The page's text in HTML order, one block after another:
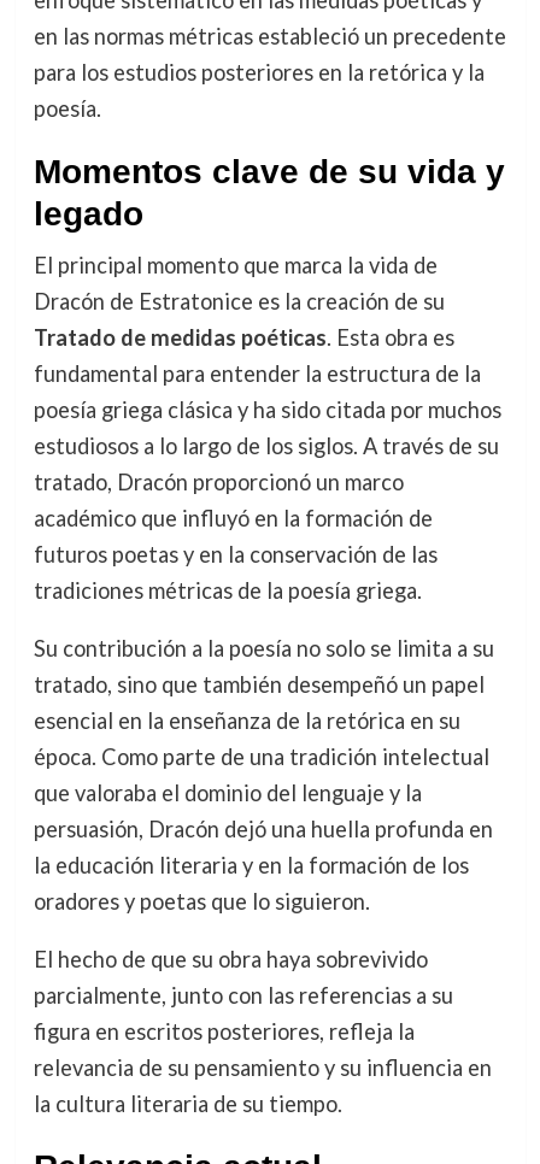
en las normas métricas estableció un precedente
para los estudios posteriores en la retórica y la
poesía.
Momentos clave de su vida y
legado
El principal momento que marca la vida de
Dracón de Estratonice es la creación de su
Tratado de medidas poéticas. Esta obra es
fundamental para entender la estructura de la
poesía griega clásica y ha sido citada por muchos
estudiosos a lo largo de los siglos. A través de su
tratado, Dracón proporcionó un marco
académico que influyó en la formación de
futuros poetas y en la conservación de las
tradiciones métricas de la poesía griega.
Su contribución a la poesía no solo se limita a su
tratado, sino que también desempeñó un papel
esencial en la enseñanza de la retórica en su
época. Como parte de una tradición intelectual
que valoraba el dominio del lenguaje y la
persuasión, Dracón dejó una huella profunda en
la educación literaria y en la formación de los
oradores y poetas que lo siguieron.
El hecho de que su obra haya sobrevivido
parcialmente, junto con las referencias a su
figura en escritos posteriores, refleja la
relevancia de su pensamiento y su influencia en
la cultura literaria de su tiempo.